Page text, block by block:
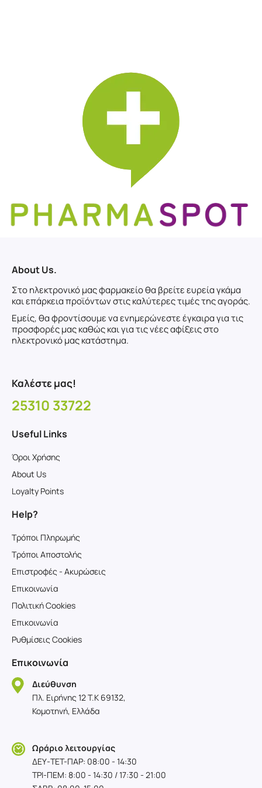
About Us.
Στο ηλεκτρονικό μας φαρμακείο θα βρείτε ευρεία γκάμα
και επάρκεια προϊόντων στις καλύτερες τιμές της αγοράς.
Εμείς, θα φροντίσουμε να ενημερώνεστε έγκαιρα για τις
προσφορές μας καθώς και για τις νέες αφίξεις στο
ηλεκτρονικό μας κατάστημα.
Καλέστε μας!
25310 33722
Useful Links
Όροι Χρήσης
About Us
Loyalty Points
Help?
Τρόποι Πληρωμής
Τρόποι Αποστολής
Επιστροφές - Ακυρώσεις
Επικοινωνία
Πολιτική Cookies
Επικοινωνία
Ρυθμίσεις Cookies
Επικοινωνία
Διεύθυνση
Πλ. Ειρήνης 12 T.K 69132,
Κομοτηνή, Ελλάδα
Ωράριο λειτουργίας
ΔΕΥ-TET-ΠΑΡ: 08:00 - 14:30
ΤΡΙ-ΠΕΜ: 8:00 - 14:30 / 17:30 - 21:00